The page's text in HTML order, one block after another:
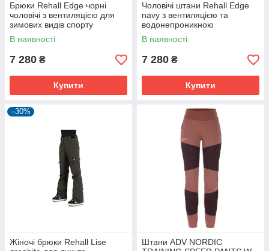
Брюки Rehall Edge чорні
чоловічі з вентиляцією для
зимових видів спорту
В наявності
7 280 ₴
Купити
Чоловічі штани Rehall Edge
navy з вентиляцією та
водонепроникною
мембраною для зимових
видів спорту
В наявності
7 280 ₴
Купити
–30%
Жіночі брюки Rehall Lise
Штани ADV NORDIC